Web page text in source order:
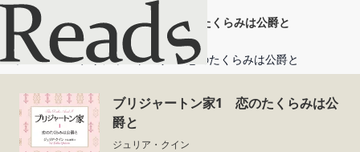
ブリジャートン家1 恋のたくらみは公爵と
ホーム ブリジャートン家1 恋のたくらみは公爵と
ブリジャートン家1 恋のたくらみは公
爵と
ジュリア・クイン